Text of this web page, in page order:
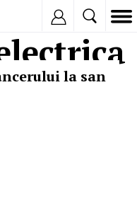
la san